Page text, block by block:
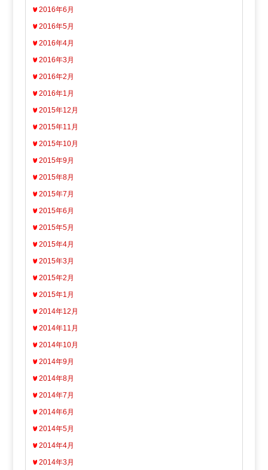
2016年6月
2016年5月
2016年4月
2016年3月
2016年2月
2016年1月
2015年12月
2015年11月
2015年10月
2015年9月
2015年8月
2015年7月
2015年6月
2015年5月
2015年4月
2015年3月
2015年2月
2015年1月
2014年12月
2014年11月
2014年10月
2014年9月
2014年8月
2014年7月
2014年6月
2014年5月
2014年4月
2014年3月